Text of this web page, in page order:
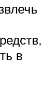
в